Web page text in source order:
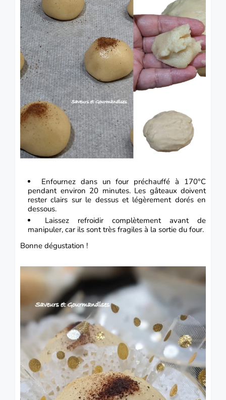
Enfournez dans un four préchauffé à 170°C
pendant environ 20 minutes. Les gâteaux doivent
rester clairs sur le dessus et légèrement dorés en
dessous.
Laissez refroidir complètement avant de
manipuler, car ils sont très fragiles à la sortie du four.
Bonne dégustation !